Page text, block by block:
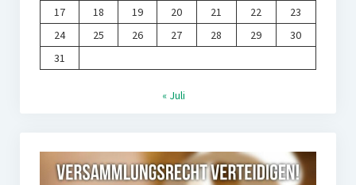
17 18 19 20 21 22
23
24
25 26 27 28 29
30
31
« Juli